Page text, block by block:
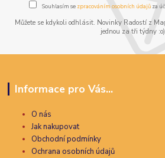
Souhlasím se zpracováním osobních údajůza
Můžete se kdykoli odhlásit. Novinky Radostí z
jednou za tři týdny :o)
Informace pro Vás...
O nás
Jak nakupovat
Obchodní podmínky
Ochrana osobních údajů